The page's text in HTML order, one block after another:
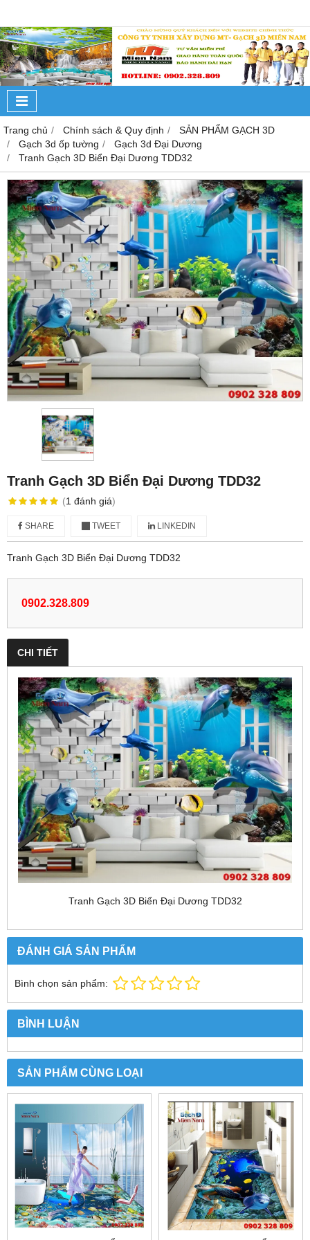
Trang chủ Chính sách & Quy định
SẢN PHẨM GẠCH 3D
Gạch 3d ốp tường
Gạch 3d Đại Dương
Tranh Gạch 3D Biển Đại Dương TDD32
Tranh Gạch 3D Biển Đại Dương TDD32
(1 đánh giá)
SHARE TWEET LINKEDIN
Tranh Gạch 3D Biển Đại Dương TDD32
0902.328.809
CHI TIẾT
Tranh Gạch 3D Biển Đại Dương TDD32
ĐÁNH GIÁ SẢN PHẨM
Bình chọn sản phẩm:
BÌNH LUẬN
SẢN PHẨM CÙNG LOẠI